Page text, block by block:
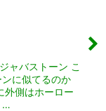
ャバストーン こ
に似てるのか
外側はホーロー
…